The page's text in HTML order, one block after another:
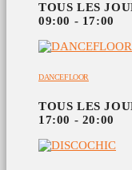
TOUS LES
09:00 - 17:00
DANCEFLOOR
TOUS LES
17:00 - 20:00